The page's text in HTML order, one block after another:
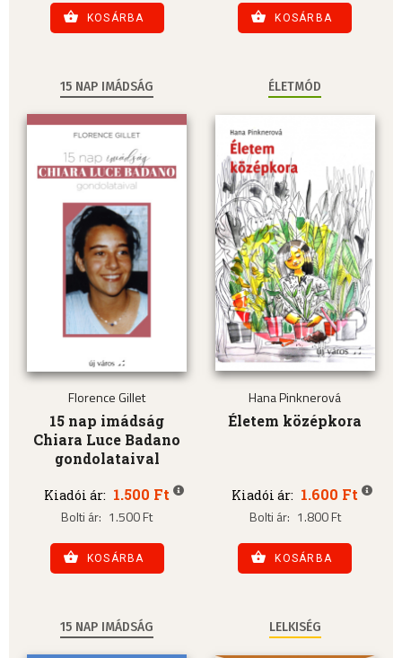
KOSÁRBA KOSÁRBA
15 NAP IMÁDSÁG
Florence Gillet
15 nap imádság
Chiara Luce Badano
gondolataival
Kiadói ár: 1.500 Ft
Bolti ár: 1.500 Ft
KOSÁRBA
ÉLETMÓD
Hana Pinknerová
Életem középkora
Kiadói ár: 1.600 Ft
Bolti ár: 1.800 Ft
KOSÁRBA
15 NAP IMÁDSÁG LELKISÉG